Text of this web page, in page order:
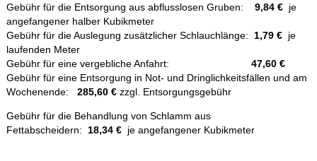
Gebühr für die Entsorgung aus abflusslosen Gruben: 9,84 € je
angefangener halber Kubikmeter
Gebühr für die Auslegung zusätzlicher Schlauchlänge: 1,79 €je
laufenden Meter
Gebühr für eine vergebliche Anfahrt: 47,60 €
Gebühr für eine Entsorgung in Not- und Dringlichkeitsfällen und am
Wochenende: 285,60 €zzgl. Entsorgungsgebühr
Gebühr für die Behandlung von Schlamm aus
Fettabscheidern: 18,34 €je angefangener Kubikmeter